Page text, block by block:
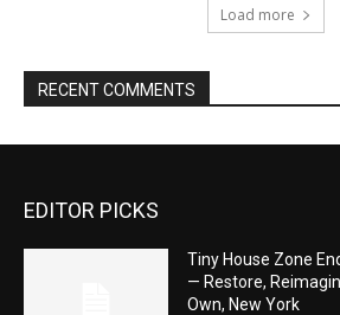
Load more
RECENT COMMENTS
EDITOR PICKS
Tiny House Zone
— Restore,
Own, New York